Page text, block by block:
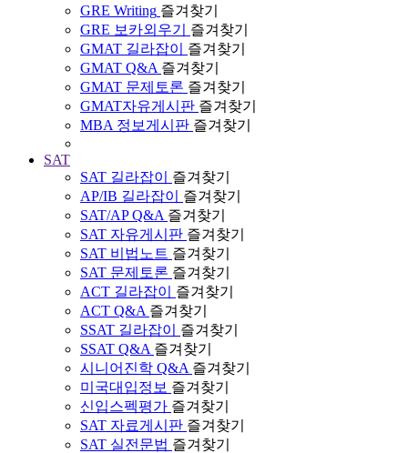
GRE Writing 즐겨찾기
GRE 보카외우기
즐겨찾기
GMAT 길라잡이
즐겨찾기
GMAT Q&A 즐겨찾기
GMAT 문제토론 즐겨찾기
GMAT자유게시판 즐겨찾기
MBA 정보게시판 즐겨찾기
SAT
SAT 길라잡이
즐겨찾기
AP/IB 길라잡이
즐겨찾기
SAT/AP Q&A 즐겨찾기
SAT 자유게시판 즐겨찾기
SAT 비법노트 즐겨찾기
SAT 문제토론 즐겨찾기
ACT 길라잡이
즐겨찾기
ACT Q&A 즐겨찾기
SSAT 길라잡이
즐겨찾기
SSAT Q&A 즐겨찾기
시니어진학 Q&A 즐겨찾기
미국대입정보 즐겨찾기
신입스펙평가 즐겨찾기
SAT 자료게시판 즐겨찾기
SAT 실전문법 즐겨찾기